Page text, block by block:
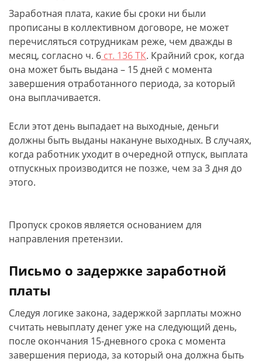
Заработная плата, какие бы сроки ни были
прописаны в коллективном договоре, не может
перечисляться сотрудникам реже, чем дважды в
месяц, согласно ч. 6 ст. 136 ТК. Крайний срок, когда
она может быть выдана – 15 дней с момента
завершения отработанного периода, за который
она выплачивается.
Если этот день выпадает на выходные, деньги
должны быть выданы накануне выходных. В случаях,
когда работник уходит в очередной отпуск, выплата
отпускных производится не позже, чем за 3 дня до
этого.
Пропуск сроков является основанием для
направления претензии.
Письмо о задержке заработной
платы
Следуя логике закона, задержкой зарплаты можно
считать невыплату денег уже на следующий день,
после окончания 15-дневного срока с момента
завершения периода, за который она должна быть